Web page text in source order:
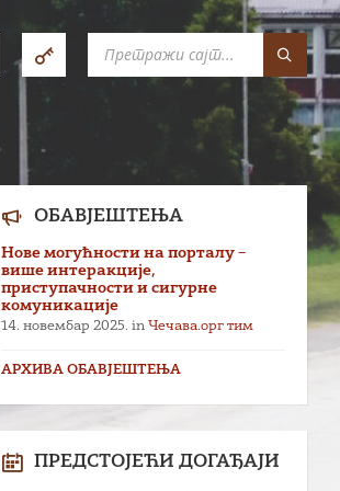
ОБАВЈЕШТЕЊА
Нове могућности на порталу –
више интеракције,
приступачности и сигурне
комуникације
14. новембар 2025.in Чечава.орг тим
АРХИВА ОБАВЈЕШТЕЊА
ПРЕДСТОЈЕЋИ ДОГАЂАЈИ